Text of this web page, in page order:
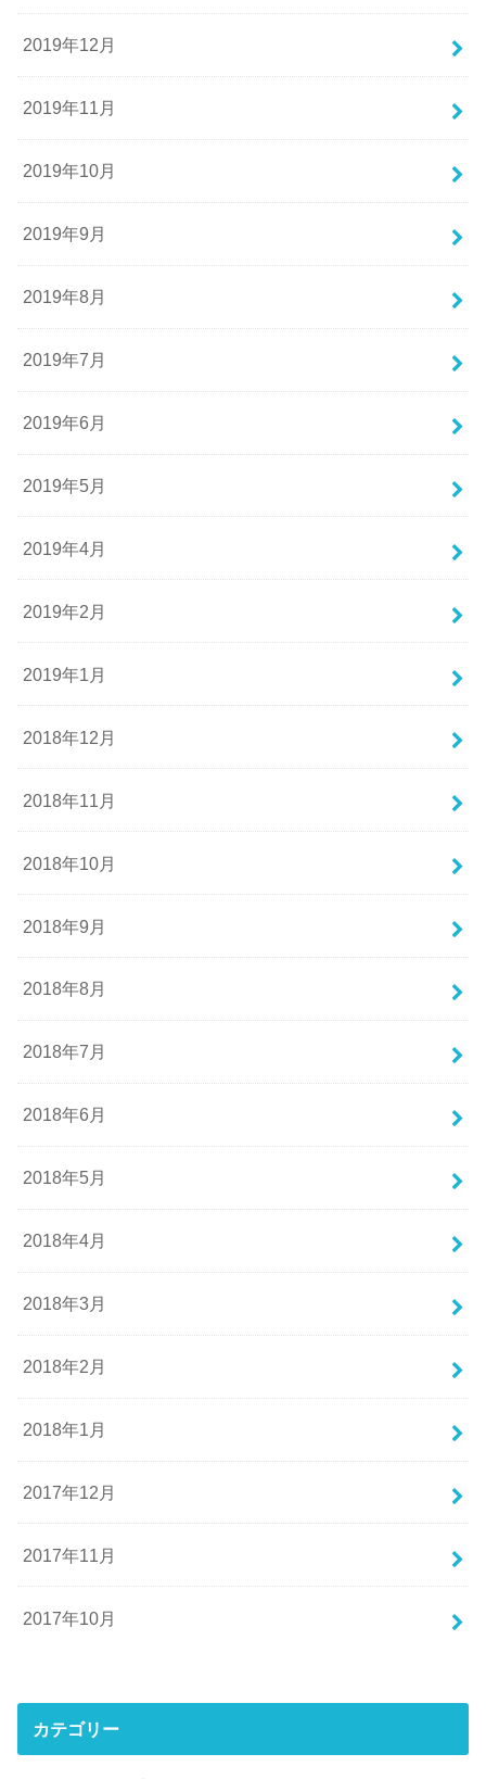
2019年12月
2019年11月
2019年10月
2019年9月
2019年8月
2019年7月
2019年6月
2019年5月
2019年4月
2019年2月
2019年1月
2018年12月
2018年11月
2018年10月
2018年9月
2018年8月
2018年7月
2018年6月
2018年5月
2018年4月
2018年3月
2018年2月
2018年1月
2017年12月
2017年11月
2017年10月
カテゴリー